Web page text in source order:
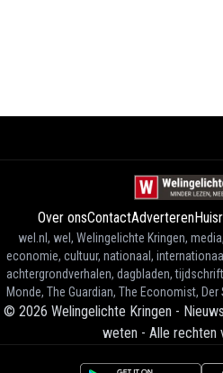
Over onsContactAdverteren
wel.nl, wel, Welingelichte Kringen,
economie, cultuur, nationaal,
achtergrondverhalen, dagbladen,
Monde, The Guardian, The Economist,
© 2026 Welingelichte Kringen -
weten - Alle rechten